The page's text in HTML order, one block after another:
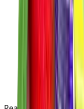
Status:
Herkunftsland
Geschmack
Richtungen
Grundtabak
Nikotinstärke:
Grundtabak-
Geschmack